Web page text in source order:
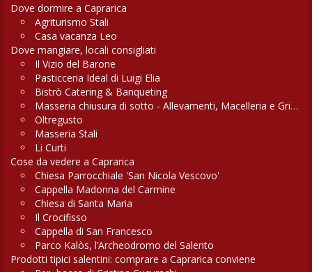
Dove dormire a Caprarica
Agriturismo Stali
Casa vacanza Leo
Dove mangiare, locali consigliati
Il Vizio del Barone
Pasticceria Ideal di Luigi Elia
Bistrò Catering & Banqueting
Masseria chiusura di sotto - Allevamenti, Macelleria e Griglieria
Oltregusto
Masseria Stali
Li Curti
Cose da vedere a Caprarica
Chiesa Parrocchiale 'San Nicola Vescovo'
Cappella Madonna del Carmine
Chiesa di Santa Maria
Il Crocifisso
Cappella di San Francesco
Parco Kalòs, l’Archeodromo del Salento
Prodotti tipici salentini: comprare a Caprarica conviene